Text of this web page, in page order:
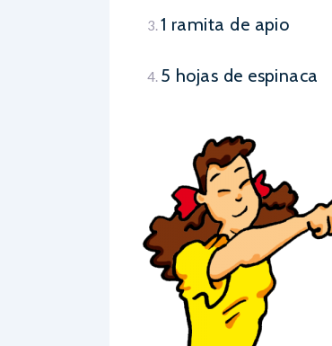
1 ramita de apio
5 hojas de espinaca